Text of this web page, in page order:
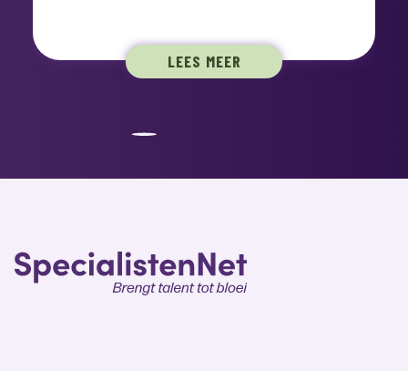
LEES MEER